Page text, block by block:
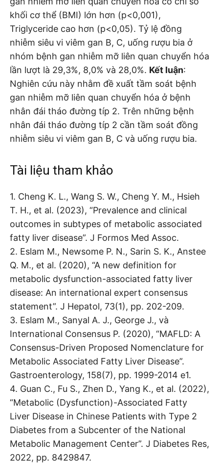
khối cơ thể (BMI) lớn hơn (p<0,001),
Triglyceride cao hơn (p<0,05). Tỷ lệ đồng
nhiễm siêu vi viêm gan B, C, uống rượu bia ở
nhóm bệnh gan nhiễm mỡ liên quan chuyển hóa
lần lượt là 29,3%, 8,0% và 28,0%. Kết luận:
Nghiên cứu này nhằm đề xuất tầm soát bệnh
gan nhiễm mỡ liên quan chuyển hóa ở bệnh
nhân đái tháo đường típ 2. Trên những bệnh
nhân đái tháo đường típ 2 cần tầm soát đồng
nhiễm siêu vi viêm gan B, C và uống rượu bia.
Tài liệu tham khảo
1. Cheng K. L., Wang S. W., Cheng Y. M., Hsieh
T. H., et al. (2023), “Prevalence and clinical
outcomes in subtypes of metabolic associated
fatty liver disease”. J Formos Med Assoc.
2. Eslam M., Newsome P. N., Sarin S. K., Anstee
Q. M., et al. (2020), “A new definition for
metabolic dysfunction-associated fatty liver
disease: An international expert consensus
statement”. J Hepatol, 73(1), pp. 202-209.
3. Eslam M., Sanyal A. J., George J., và
International Consensus P. (2020), “MAFLD: A
Consensus-Driven Proposed Nomenclature for
Metabolic Associated Fatty Liver Disease”.
Gastroenterology, 158(7), pp. 1999-2014 e1.
4. Guan C., Fu S., Zhen D., Yang K., et al. (2022),
“Metabolic (Dysfunction)-Associated Fatty
Liver Disease in Chinese Patients with Type 2
Diabetes from a Subcenter of the National
Metabolic Management Center”. J Diabetes Res,
2022, pp. 8429847.